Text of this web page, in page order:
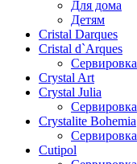
Для дома
Детям
Cristal Darques
Cristal d`Arques
Сервировка
Crystal Art
Crystal Julia
Сервировка
Crystalite Bohemia
Сервировка
Cutipol